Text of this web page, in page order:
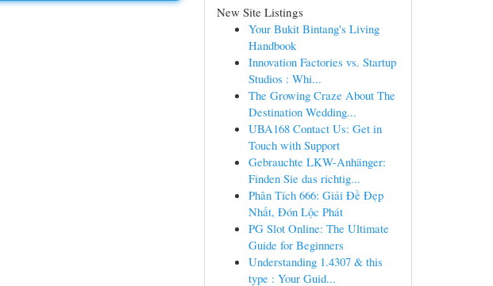
New Site Listings
Your Bukit Bintang's Living
Handbook
Innovation Factories vs. Startup
Studios : Whi...
The Growing Craze About The
Destination Wedding...
UBA168 Contact Us: Get in
Touch with Support
Gebrauchte LKW-Anhänger:
Finden Sie das richtig...
Phân Tích 666: Giải Đề Đẹp
Nhất, Đón Lộc Phát
PG Slot Online: The Ultimate
Guide for Beginners
Understanding 1.4307 & this
type : Your Guid...